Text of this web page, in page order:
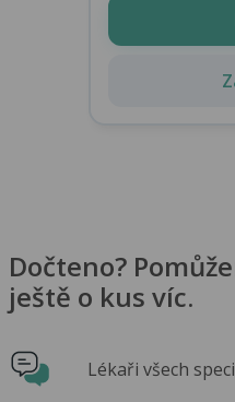
Dočteno?
ještě o kus víc.
Lékaři všech